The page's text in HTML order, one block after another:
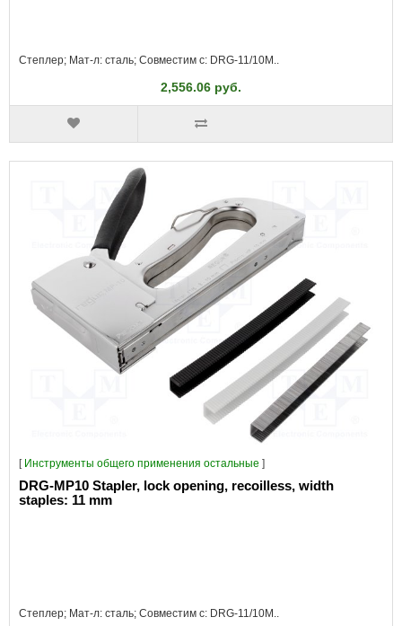
Степлер; Мат-л: сталь; Совместим с: DRG-11/10M..
2,556.06 руб.
[ Инструменты общего применения остальные ]
DRG-MP10 Stapler, lock opening, recoilless, width
staples: 11 mm
Степлер; Мат-л: сталь; Совместим с: DRG-11/10M..